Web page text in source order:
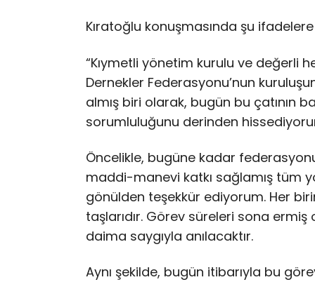
Kıratoğlu konuşmasında şu
“Kıymetli yönetim kurulu ve değerli
Dernekler Federasyonu’nun
almış biri olarak, bugün bu çatının
sorumluluğunu derinden
Öncelikle, bugüne kadar
maddi-manevi katkı sağlamış tüm
gönülden teşekkür ediyorum. Her
taşlarıdır. Görev süreleri sona
daima saygıyla anılacaktır.
Aynı şekilde, bugün itibarıyla bu